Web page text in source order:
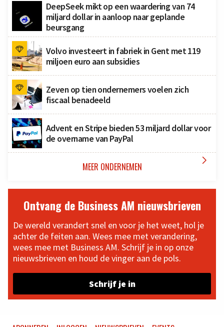
DeepSeek mikt op een waardering van 74
miljard dollar in aanloop naar geplande
beursgang
Volvo investeert in fabriek in Gent met 119
miljoen euro aan subsidies
Zeven op tien ondernemers voelen zich
fiscaal benadeeld
Advent en Stripe bieden 53 miljard dollar voor
de overname van PayPal
MEER ONDERNEMEN 
Ontvang de Business AM nieuwsbrieven
De wereld verandert snel en voor je het weet, hol je
achter de feiten aan. Wees mee met verandering,
wees mee met Business AM. Schrijf je in op onze
nieuwsbrieven en houd de vinger aan de pols.
Schrijf je in